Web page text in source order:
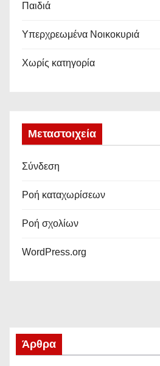
Παιδιά
Υπερχρεωμένα Νοικοκυριά
Χωρίς κατηγορία
Μεταστοιχεία
Σύνδεση
Ροή καταχωρίσεων
Ροή σχολίων
WordPress.org
Άρθρα